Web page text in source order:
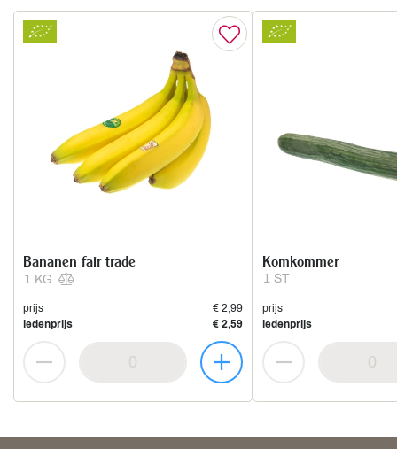
1 KG
Bananen fair trade
prijs
€ 2,99
ledenprijs
€ 2,59
1 ST
Komkommer
prijs
ledenprijs